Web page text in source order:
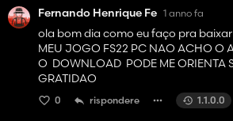
Fernando Henrique Fe 1 anno fa
ola bom dia como eu faço pra baixar
MEU JOGO FS22 PC NAO ACHO O
O DOWNLOAD PODE ME ORIENTA
GRATIDAO
0 rispondere 1.1.0.0